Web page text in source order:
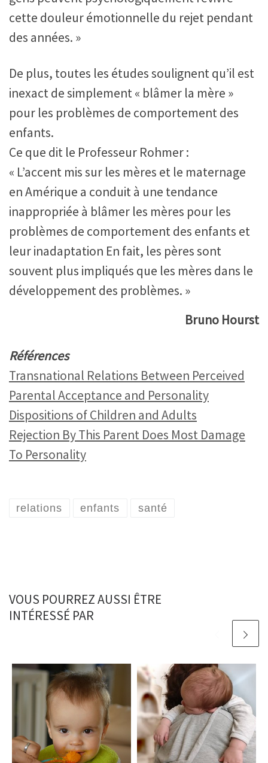
cette douleur émotionnelle du rejet pendant
des années. »
De plus, toutes les études soulignent qu’il est
inexact de simplement « blâmer la mère »
pour les problèmes de comportement des
enfants.
Ce que dit le Professeur Rohmer :
« L’accent mis sur les mères et le maternage
en Amérique a conduit à une tendance
inappropriée à blâmer les mères pour les
problèmes de comportement des enfants et
leur inadaptation En fait, les pères sont
souvent plus impliqués que les mères dans le
développement des problèmes. »
Bruno Hourst
Références
Transnational Relations Between Perceived
Parental Acceptance and Personality
Dispositions of Children and Adults
Rejection By This Parent Does Most Damage
To Personality
relations enfants santé
VOUS POURREZ AUSSI ÊTRE
INTÉRESSÉ PAR